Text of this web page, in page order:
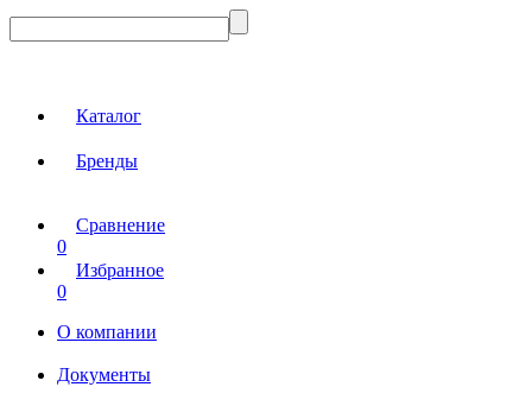
Каталог
Бренды
Сравнение
0
Избранное
0
О компании
Документы